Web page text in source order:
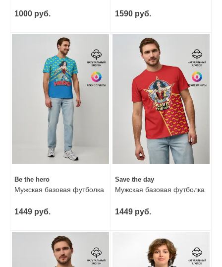
1000 руб. 1590 руб.
Be the hero
Мужская базовая футболка
1449 руб.
Save the day
Мужская базовая футболка
1449 руб.